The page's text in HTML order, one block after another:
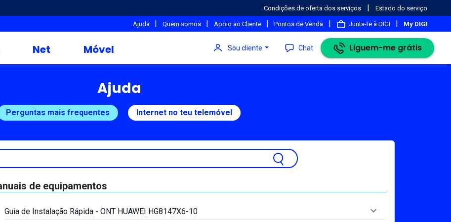
Condições de oferta dos serviços | Estado do serviço
Ajuda | Quem somos | Apoio ao Cliente | Pontos de Venda | Junta-te à DIGI | My DIGI
Net Móvel Sou cliente Chat Liguem-me grátis
Ajuda
Perguntas mais frequentes Internet no teu telemóvel
de equipamentos
Guia de Instalação Rápida - ONT HUAWEI HG8147X6-10